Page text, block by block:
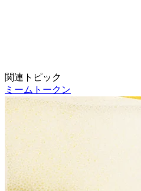
関連トピック
ミームトークン